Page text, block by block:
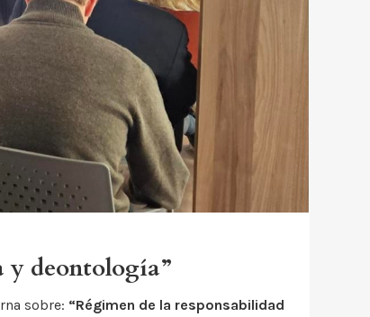
y deontología”
sobre: “Régimen de la responsabilidad